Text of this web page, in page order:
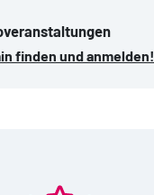
finden und anmelden!